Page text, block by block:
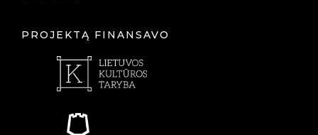
PROJEKTĄ FINANSAVO